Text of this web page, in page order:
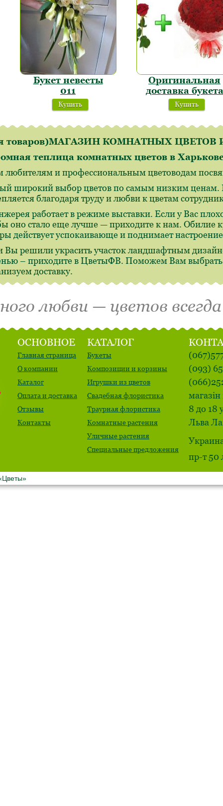
Букет невесты
011
Купить
Оригинальная
доставка букета
Купить
товаров)МАГАЗИН КОМНАТНЫХ
теплица комнатных цветов в
любителям и профессиональным цветоводам
широкий выбор цветов по самым низким ценам.
благодаря труду и любви к цветам
работает в режиме выставки. Если у Вас
оно стало еще лучше — приходите к нам. Обилие
действует успокаивающе и поднимает
Вы решили украсить участок ландшафтным
– приходите в ЦветыФВ. Поможем Вам
доставку.
любви — цветов
ОСНОВНОЕ
Главная страница
О компании
Каталог
Оплата и доставка
Отзывы
Контакты
КАТАЛОГ
Букеты
Композиции и корзины
Игрушки из цветов
Свадебная флористика
Траурная флористика
Комнатные растения
Уличные растения
Специальные предложения
(093)
8 до 18
Льва
пр-т 50